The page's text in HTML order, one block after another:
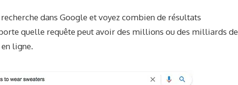
dans Google et voyez combien de résultats
quelle requête peut avoir des millions ou des milliards de
ligne.